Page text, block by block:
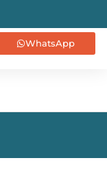
WhatsApp